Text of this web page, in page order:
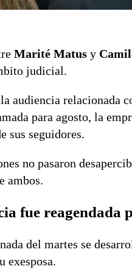
Marité Matus y
judicial.
audiencia relacionada
para agosto, la
sus seguidores.
no pasaron
ambos.
fue reagendada
del martes se
exesposa.